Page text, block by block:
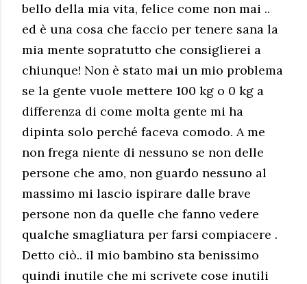
bello della mia vita, felice come non mai ..
ed è una cosa che faccio per tenere sana la
mia mente sopratutto che consiglierei a
chiunque! Non è stato mai un mio problema
se la gente vuole mettere 100 kg o 0 kg a
differenza di come molta gente mi ha
dipinta solo perché faceva comodo. A me
non frega niente di nessuno se non delle
persone che amo, non guardo nessuno al
massimo mi lascio ispirare dalle brave
persone non da quelle che fanno vedere
qualche smagliatura per farsi compiacere .
Detto ciò.. il mio bambino sta benissimo
quindi inutile che mi scrivete cose inutili